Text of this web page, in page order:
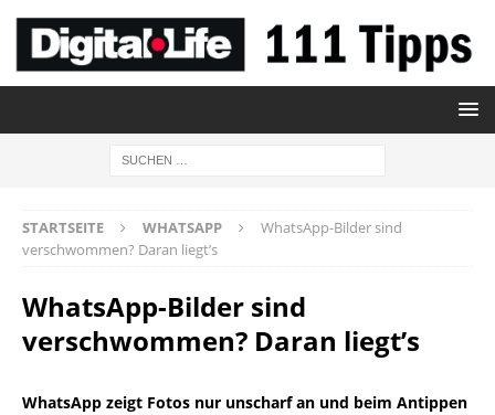
STARTSEITE WHATSAPP
WhatsApp-Bilder sind
verschwommen? Daran liegt’s
WhatsApp-Bilder sind
verschwommen? Daran liegt’s
WhatsApp zeigt Fotos nur unscharf an und beim Antippen